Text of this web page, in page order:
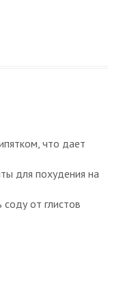
что дает
для похудения на
соду от глистов